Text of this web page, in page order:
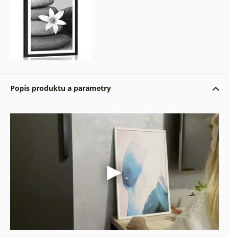
Popis produktu a parametry